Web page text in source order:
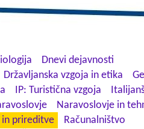
Dnevi dejavnosti
Državljanska vzgoja in etika
IP: Turistična vzgoja
Naravoslovje in
in prireditve
Računalništvo